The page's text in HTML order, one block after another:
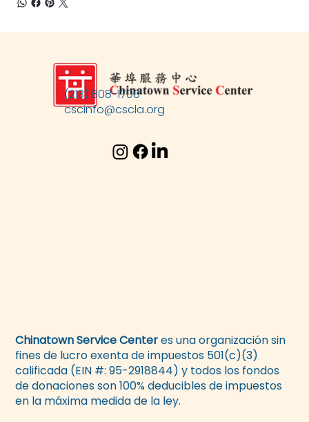
(213) 808-1700
cscinfo@cscla.org
Chinatown Service Centeres una organización sin
fines de lucro exenta de impuestos 501(c)(3)
calificada (EIN #: 95-2918844) y todos los fondos
de donaciones son 100% deducibles de impuestos
en la máxima medida de la ley.